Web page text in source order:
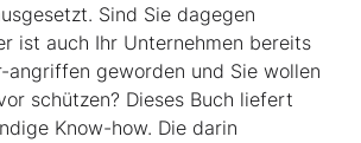
Sind Sie dagegen
ist auch Ihr Unternehmen bereits
angriffen geworden und Sie wollen
schützen? Dieses Buch liefert
Know-how. Die darin